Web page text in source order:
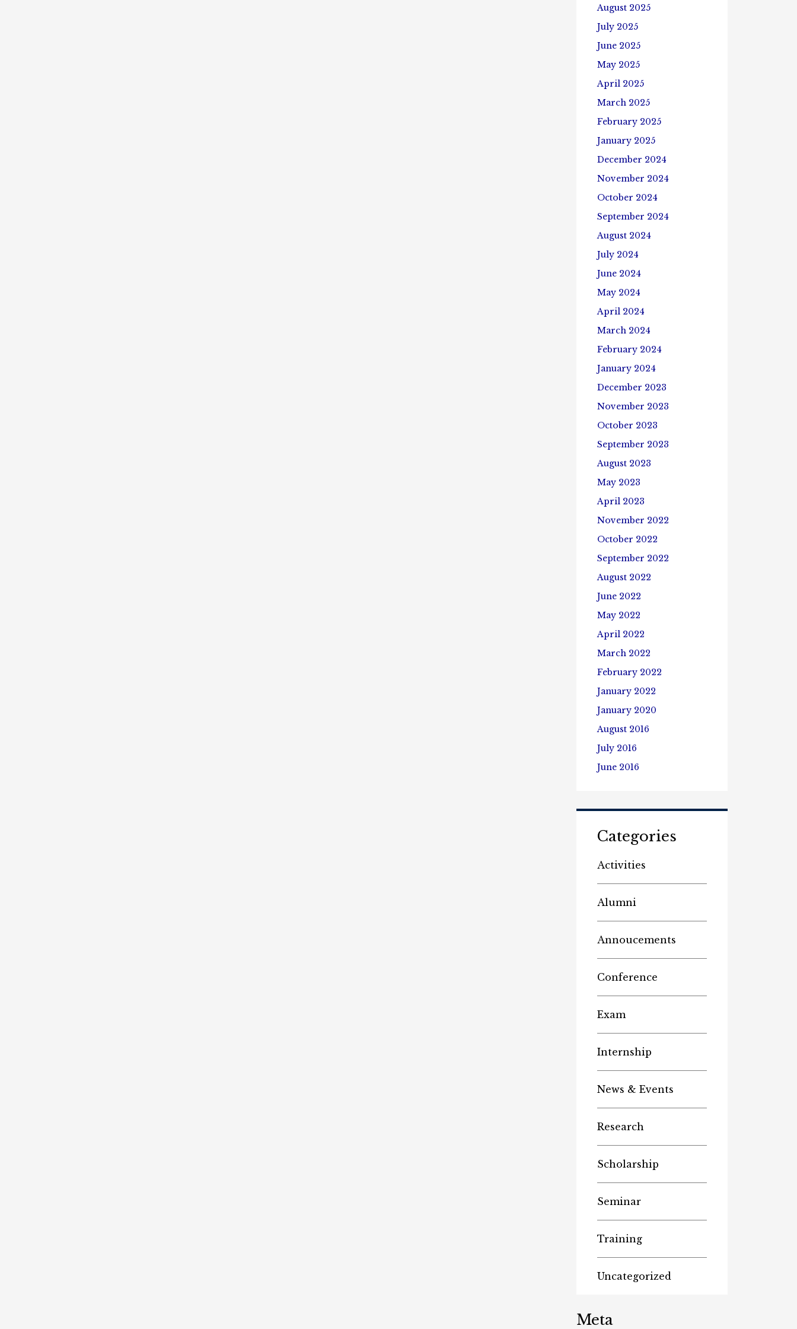
August 2025
July 2025
June 2025
May 2025
April 2025
March 2025
February 2025
January 2025
December 2024
November 2024
October 2024
September 2024
August 2024
July 2024
June 2024
May 2024
April 2024
March 2024
February 2024
January 2024
December 2023
November 2023
October 2023
September 2023
August 2023
May 2023
April 2023
November 2022
October 2022
September 2022
August 2022
June 2022
May 2022
April 2022
March 2022
February 2022
January 2022
January 2020
August 2016
July 2016
June 2016
Categories
Activities
Alumni
Annoucements
Conference
Exam
Internship
News & Events
Research
Scholarship
Seminar
Training
Uncategorized
Meta